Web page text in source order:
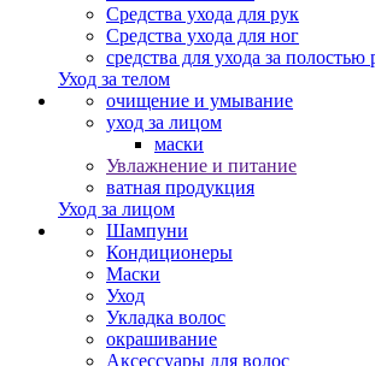
Средства ухода для рук
Средства ухода для ног
средства для ухода за полостью
Уход за телом
очищение и умывание
уход за лицом
маски
Увлажнение и питание
ватная продукция
Уход за лицом
Шампуни
Кондиционеры
Маски
Уход
Укладка волос
окрашивание
Аксессуары для волос